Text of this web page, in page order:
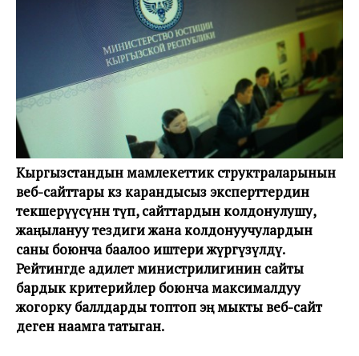
Кыргызстандын мамлекеттик структраларынын
веб-сайттары көз карандысыз эксперттердин
текшерүүсүнөн өтүп, сайттардын колдонулушу,
жаңылануу тездиги жана колдонуучулардын
саны боюнча баалоо иштери жүргүзүлдү.
Рейтингде адилет министрилигинин сайты
бардык критерийлер боюнча максималдуу
жогорку баллдарды топтоп эң мыкты веб-сайт
деген наамга татыган.